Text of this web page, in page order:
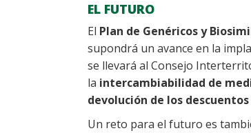
EL FUTURO
El Plan de Genéricos y
supondrá un avance en la
se llevará al Consejo
la intercambiabilidad de
devolución de los
Un reto para el futuro es